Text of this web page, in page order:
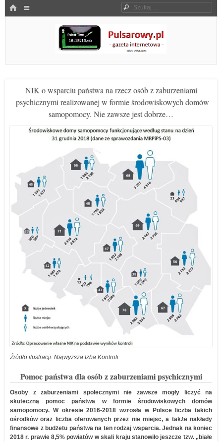
HOME Szukaj
Pulsarowy.pl
NIK o wsparciu państwa na rzecz osób z zaburzeniami
psychicznymi realizowanej w formie środowiskowych domów
samopomocy. Nie zawsze jest dobrze…
Źródło ilustracji: Najwyższa Izba Kontroli
Pomoc państwa dla osób z zaburzeniami psychicznymi
Osoby z zaburzeniami społecznymi nie zawsze mogły liczyć na
skuteczną pomoc państwa w formie środowiskowych domów
samopomocy. W okresie 2016-2018 wzrosła w Polsce liczba takich
ośrodków oraz liczba oferowanych przez nie miejsc, a także nakłady
finansowe z budżetu państwa na ten rodzaj wsparcia. Jednak na koniec
2018 r. prawie 8,5% powiatów w skali kraju stanowiło jeszcze tzw. „białe